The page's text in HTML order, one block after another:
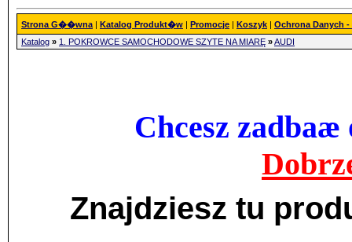
Strona G��wna | Katalog Produkt�w | Promocje | Koszyk | Ochrona Danych -
Katalog » 1. POKROWCE SAMOCHODOWE SZYTE NA MIARĘ »AUDI
Chcesz
Znajdziesz tu